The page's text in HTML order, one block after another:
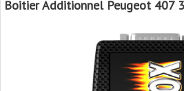
Boitier Additionnel Peugeot 407